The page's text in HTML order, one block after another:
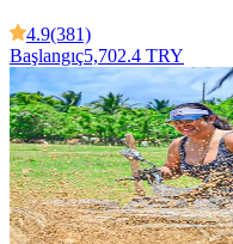
4.9(381)
Başlangıç5,702.4 TRY